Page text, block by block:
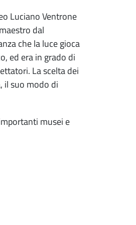
Luciano Ventrone
dal
che la luce gioca
ed era in grado di
La scelta dei
il suo modo di
musei e